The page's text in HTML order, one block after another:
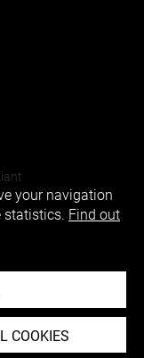
your navigation
statistics. Find out
COOKIES